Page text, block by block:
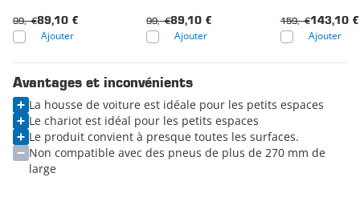
89,10 €
99,- €
Ajouter
89,10 €
99,- €
Ajouter
143,10 €
159,- €
Ajouter
Avantages et inconvénients
La housse de voiture est idéale pour les petits espaces
Le chariot est idéal pour les petits espaces
Le produit convient à presque toutes les surfaces.
Non compatible avec des pneus de plus de 270 mm de
large